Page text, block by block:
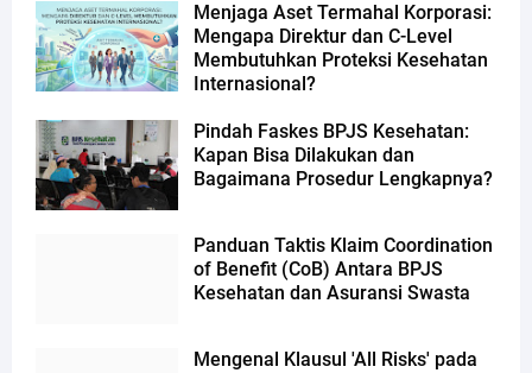
Menjaga Aset Termahal Korporasi:
Mengapa Direktur dan C-Level
Membutuhkan Proteksi Kesehatan
Internasional?
Pindah Faskes BPJS Kesehatan:
Kapan Bisa Dilakukan dan
Bagaimana Prosedur Lengkapnya?
Panduan Taktis Klaim Coordination
of Benefit (CoB) Antara BPJS
Kesehatan dan Asuransi Swasta
Mengenal Klausul 'All Risks' pada